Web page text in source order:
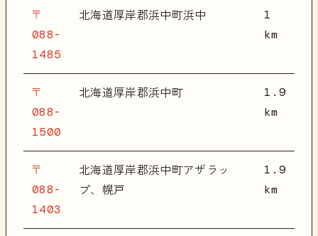
〒
088-
1485
北海道厚岸郡浜中町浜中
1
km
〒
088-
1500
北海道厚岸郡浜中町
1.9
km
〒
088-
1403
北海道厚岸郡浜中町アザラッ
プ、幌戸
1.9
km